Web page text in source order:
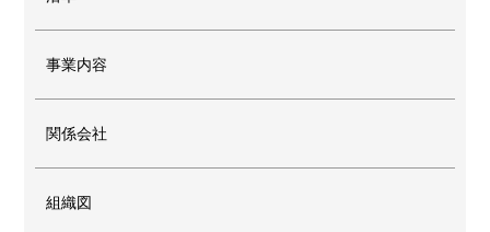
事業内容
関係会社
組織図